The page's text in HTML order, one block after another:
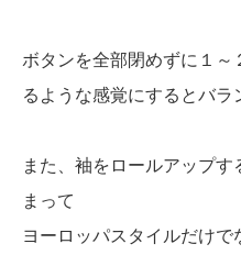
ボタンを全部閉めずに１
るような感覚にするとバラ
また、袖をロールアップ
まって
ヨーロッパスタイルだけで